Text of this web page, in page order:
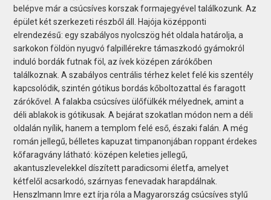
belépve már a csúcsíves korszak formajegyével találkozunk. Az
épület két szerkezeti részből áll. Hajója középponti
elrendezésű: egy szabályos nyolcszög hét oldala határolja, a
sarkokon földön nyugvó falpillérekre támaszkodó gyámokról
induló bordák futnak föl, az ívek középen zárókőben
találkoznak. A szabályos centrális térhez kelet felé kis szentély
kapcsolódik, szintén gótikus bordás kőboltozattal és faragott
zárókővel. A falakba csúcsíves ülőfülkék mélyednek, amint a
déli ablakok is gótikusak. A bejárat szokatlan módon nem a déli
oldalán nyílik, hanem a templom felé eső, északi falán. A még
román jellegű, bélletes kapuzat timpanonjában roppant érdekes
kőfaragvány látható: középen keleties jellegű,
akantuszlevelekkel díszített paradicsomi életfa, amelyet
kétfelől acsarkodó, szárnyas fenevadak harapdálnak.
Henszlmann Imre ezt írja róla a Magyarország csúcsíves stylű